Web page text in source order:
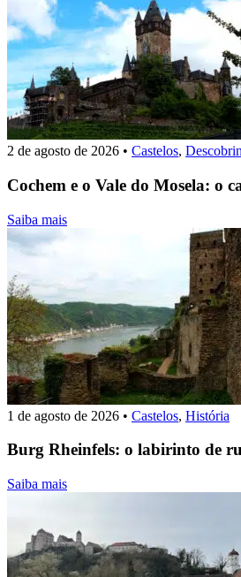
2 de agosto de 2026 • Castelos,
Cochem e o Vale do Mosela: o
Saiba mais
1 de agosto de 2026 • Castelos, História
Burg Rheinfels: o labirinto de
Saiba mais